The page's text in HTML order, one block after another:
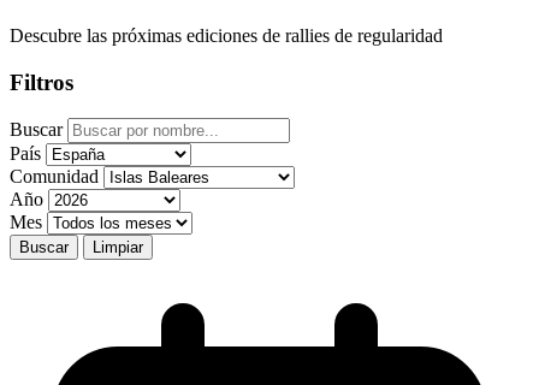
Descubre las próximas ediciones de rallies de regularidad
Filtros
Buscar
País
Comunidad
Año
Mes
Buscar Limpiar